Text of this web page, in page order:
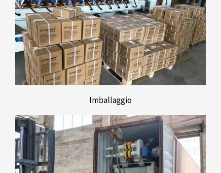
Imballaggio